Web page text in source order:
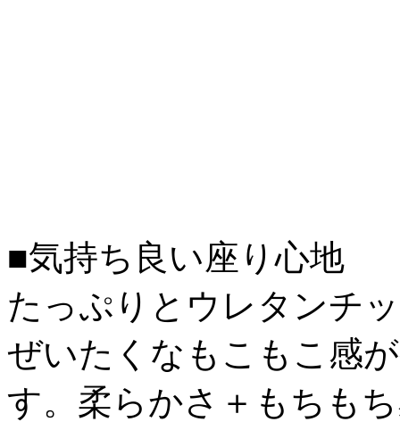
■気持ち良い座り心地
たっぷりとウレタンチ
ぜいたくなもこもこ感
す。柔らかさ＋もちも